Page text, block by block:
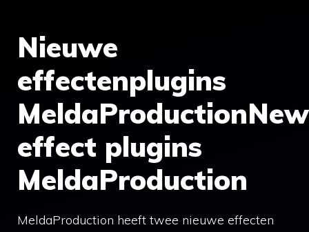
Nieuwe
effectenplugins
MeldaProductionNew
effect plugins
MeldaProduction
MeldaProduction heeft twee nieuwe effecten